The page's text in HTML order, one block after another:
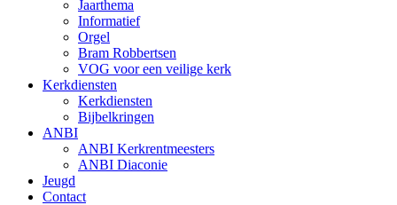
Jaarthema
Informatief
Orgel
Bram Robbertsen
VOG voor een veilige kerk
Kerkdiensten
Kerkdiensten
Bijbelkringen
ANBI
ANBI Kerkrentmeesters
ANBI Diaconie
Jeugd
Contact